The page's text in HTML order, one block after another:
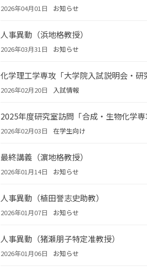
2026年04月01日 お知らせ
人事異動（浜地格教授）
2026年03月31日 お知らせ
化学理工学専攻「大学院入試説明会・研
2026年02月20日 入試情報
2025年度研究室訪問「合成・生物化学専
2026年02月03日 在学生向け
最終講義（濵地格教授）
2026年01月14日 お知らせ
人事異動（植田誉志史助教）
2026年01月07日 お知らせ
人事異動（猪瀬朋子特定准教授）
2026年01月06日 お知らせ